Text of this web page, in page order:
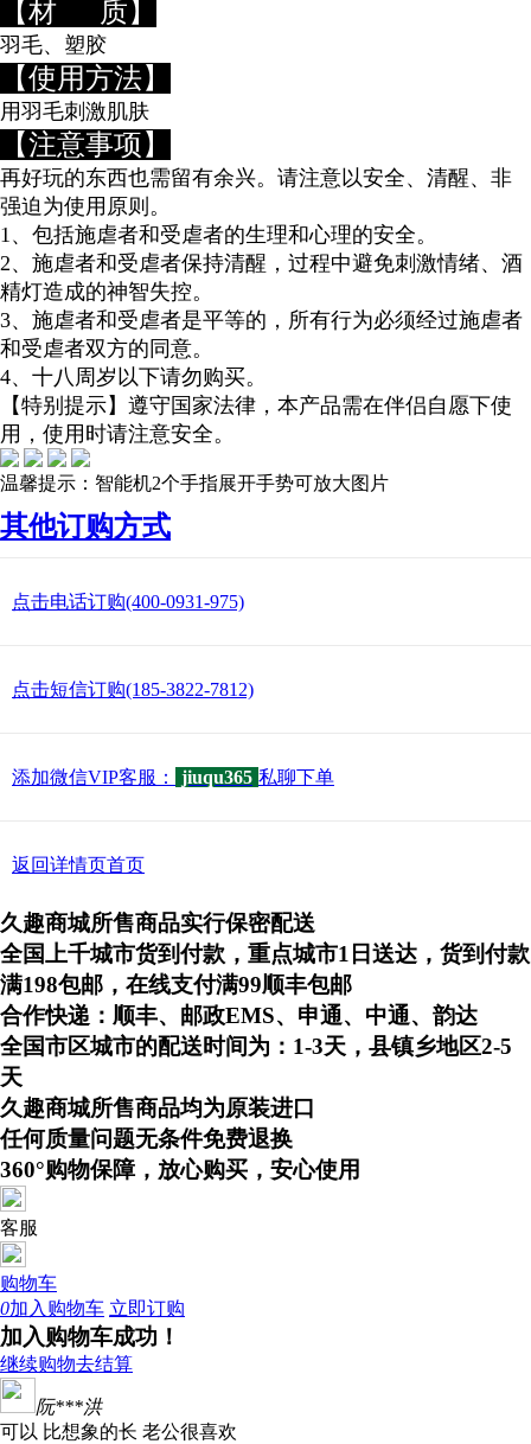
【材 质】
羽毛、塑胶
【使用方法】
用羽毛刺激肌肤
【注意事项】
再好玩的东西也需留有余兴。请注意以安全、清醒、非
强迫为使用原则。
1、包括施虐者和受虐者的生理和心理的安全。
2、施虐者和受虐者保持清醒，过程中避免刺激情绪、酒
精灯造成的神智失控。
3、施虐者和受虐者是平等的，所有行为必须经过施虐者
和受虐者双方的同意。
4、十八周岁以下请勿购买。
【特别提示】遵守国家法律，本产品需在伴侣自愿下使
用，使用时请注意安全。
温馨提示：智能机2个手指展开手势可放大图片
其他订购方式
点击电话订购(400-0931-975)
点击短信订购(185-3822-7812)
添加微信VIP客服： jiuqu365 私聊下单
返回详情页首页
久趣商城所售商品实行保密配送
全国上千城市货到付款，重点城市1日送达，货到付款
满198包邮，在线支付满99顺丰包邮
合作快递：顺丰、邮政EMS、申通、中通、韵达
全国市区城市的配送时间为：1-3天，县镇乡地区2-5
天
久趣商城所售商品均为原装进口
任何质量问题无条件免费退换
360°购物保障，放心购买，安心使用
客服
购物车
0加入购物车 立即订购
加入购物车成功！
继续购物去结算
阮***洪
可以 比想象的长 老公很喜欢